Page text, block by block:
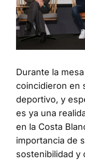
Durante la
coincidieron en
deportivo, y
es ya una
en la Costa
importancia de
sostenibilidad y